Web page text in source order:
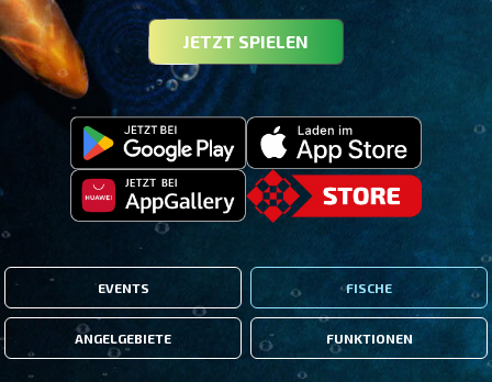
JETZT SPIELEN
EVENTS FISCHE
ANGELGEBIETE FUNKTIONEN